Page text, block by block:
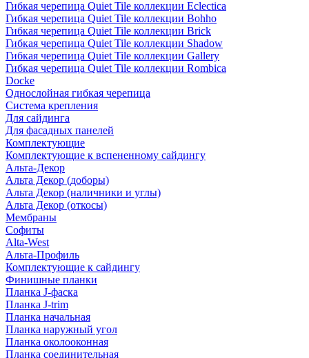
Гибкая черепица Quiet Tile коллекции Eclectica
Гибкая черепица Quiet Tile коллекции Bohho
Гибкая черепица Quiet Tile коллекции Brick
Гибкая черепица Quiet Tile коллекции Shadow
Гибкая черепица Quiet Tile коллекции Gallery
Гибкая черепица Quiet Tile коллекции Rombica
Docke
Однослойная гибкая черепица
Система крепления
Для сайдинга
Для фасадных панелей
Комплектующие
Комплектующие к вспененному сайдингу
Альта-Декор
Альта Декор (доборы)
Альта Декор (наличники и углы)
Альта Декор (откосы)
Мембраны
Софиты
Alta-West
Альта-Профиль
Комплектующие к сайдингу
Финишные планки
Планка J-фаска
Планка J-trim
Планка начальная
Планка наружный угол
Планка околооконная
Планка соединительная